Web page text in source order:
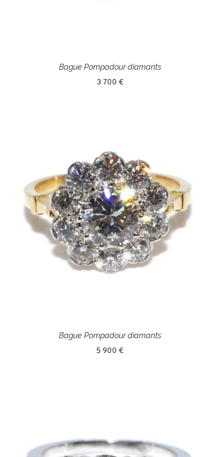
Bague Pompadour diamants
3 700 €
Bague Pompadour diamants
5 900 €